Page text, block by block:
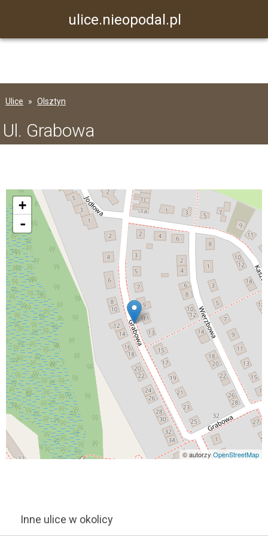
ulice.nieopodal.pl
Ulice Olsztyn
Ul. Grabowa
+
-
© autorzyOpenStreetMap
Inne ulice w okolicy